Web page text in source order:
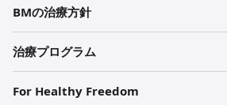
BMの治療方針
治療プログラム
For Healthy Freedom